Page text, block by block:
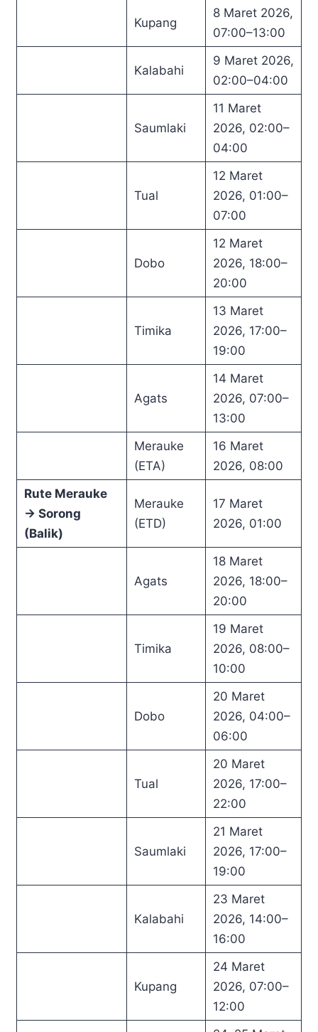
Kupang
8 Maret 2026,
07:00–13:00
Kalabahi
9 Maret 2026,
02:00–04:00
Saumlaki
11 Maret
2026, 02:00–
04:00
Tual
12 Maret
2026, 01:00–
07:00
Dobo
12 Maret
2026, 18:00–
20:00
Timika
13 Maret
2026, 17:00–
19:00
Agats
14 Maret
2026, 07:00–
13:00
Merauke
(ETA)
16 Maret
2026, 08:00
Rute Merauke
→ Sorong
(Balik)
Merauke
(ETD)
17 Maret
2026, 01:00
Agats
18 Maret
2026, 18:00–
20:00
Timika
19 Maret
2026, 08:00–
10:00
Dobo
20 Maret
2026, 04:00–
06:00
Tual
20 Maret
2026, 17:00–
22:00
Saumlaki
21 Maret
2026, 17:00–
19:00
Kalabahi
23 Maret
2026, 14:00–
16:00
Kupang
24 Maret
2026, 07:00–
12:00